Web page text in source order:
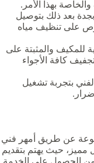
بهذا الأمر.
بعد ذلك بتوصيل
على تنظيف مياه
للمكيف والمثبتة على
كافة الأجواء
بتجربة تشغيل
عن طريق أمهر فني
مميز، حيث يهتم بتقديم
الحصول على الخدمة